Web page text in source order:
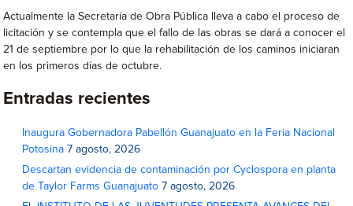
Actualmente la Secretaría de Obra Pública lleva a cabo el proceso de
licitación y se contempla que el fallo de las obras se dará a conocer el
21 de septiembre por lo que la rehabilitación de los caminos iniciaran
en los primeros días de octubre.
Entradas recientes
Inaugura Gobernadora Pabellón Guanajuato en la Feria Nacional
Potosina 7 agosto, 2026
Descartan evidencia de contaminación por Cyclospora en planta
de Taylor Farms Guanajuato 7 agosto, 2026